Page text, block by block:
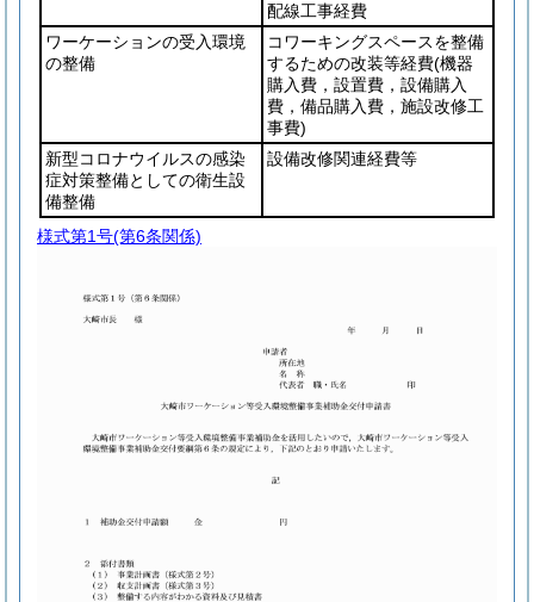
配線工事経費
ワーケーションの受入環境
の整備
コワーキングスペースを整備
するための改装等経費(機器
購入費，設置費，設備購入
費，備品購入費，施設改修工
事費)
新型コロナウイルスの感染
症対策整備としての衛生設
備整備
設備改修関連経費等
様式第1号(第6条関係)